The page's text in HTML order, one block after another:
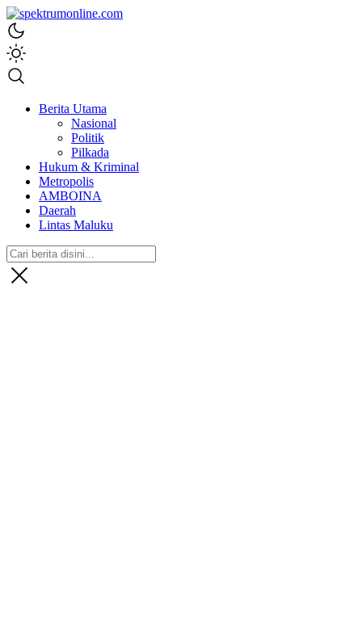
spektrumonline.com
Berita Utama
Nasional
Politik
Pilkada
Hukum & Kriminal
Metropolis
AMBOINA
Daerah
Lintas Maluku